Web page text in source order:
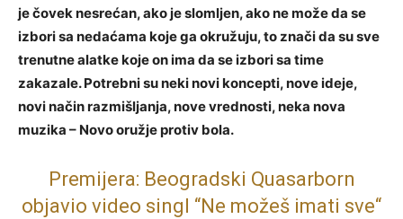
je čovek nesrećan, ako je slomljen, ako ne može da se
izbori sa nedaćama koje ga okružuju, to znači da su sve
trenutne alatke koje on ima da se izbori sa time
zakazale. Potrebni su neki novi koncepti, nove ideje,
novi način razmišljanja, nove vrednosti, neka nova
muzika – Novo oružje protiv bola.
Premijera: Beogradski Quasarborn
objavio video singl “Ne možeš imati sve“